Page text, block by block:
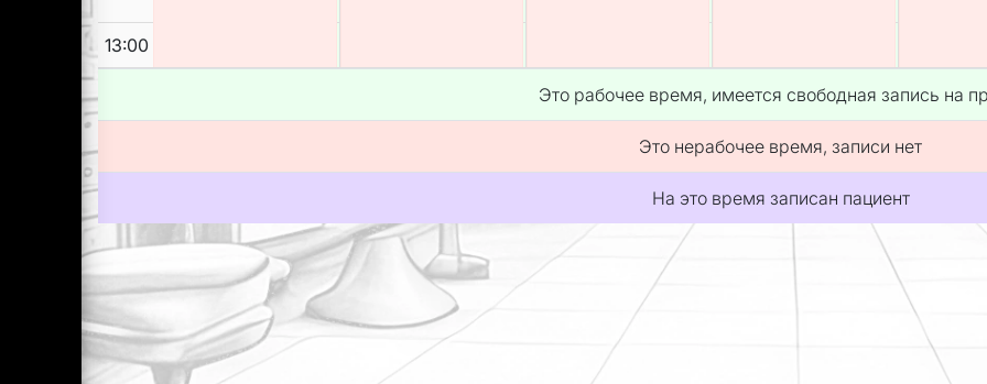
13:00
Это рабочее время, имеется свободная запись на
Это нерабочее время, записи нет
На это время записан пациент